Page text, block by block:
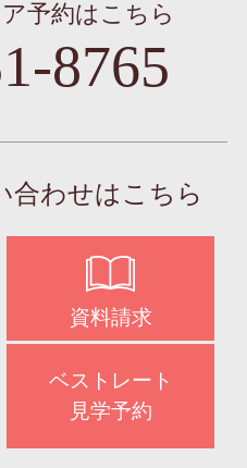
予約はこちら
8765
合わせはこちら
資料請求
ベストレート
見学予約